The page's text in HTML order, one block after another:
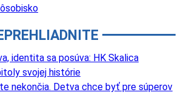
identita sa posúva: HK Skalica
svojej histórie
nekončia. Detva chce byť pre súperov